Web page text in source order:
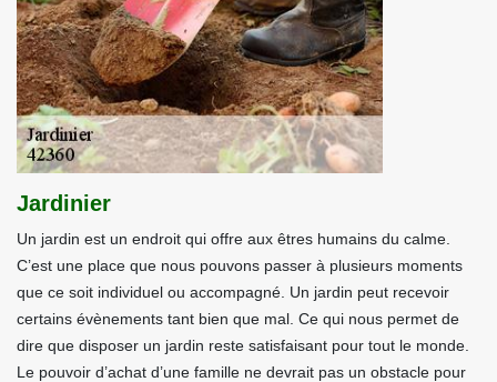
Jardinier
Un jardin est un endroit qui offre aux êtres humains du calme.
C’est une place que nous pouvons passer à plusieurs moments
que ce soit individuel ou accompagné. Un jardin peut recevoir
certains évènements tant bien que mal. Ce qui nous permet de
dire que disposer un jardin reste satisfaisant pour tout le monde.
Le pouvoir d’achat d’une famille ne devrait pas un obstacle pour